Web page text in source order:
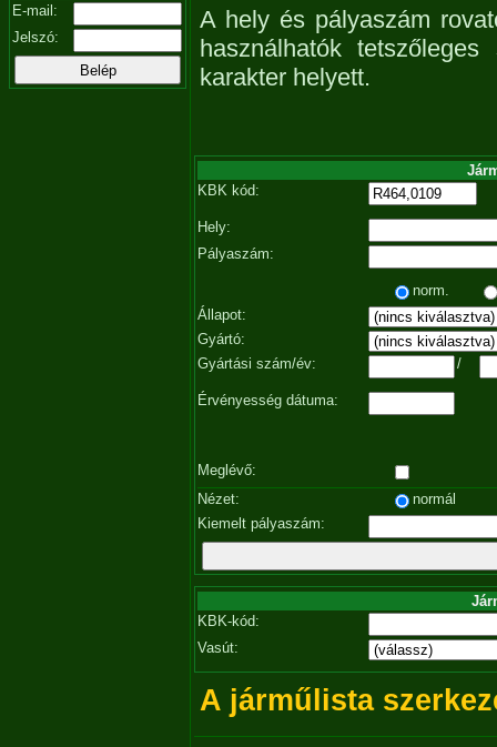
E-mail:
Jelszó:
A hely és pályaszám
használhatók
karakter helyett.
KBK kód:
Hely:
Pályaszám:
norm.
Állapot:
Gyártó:
Gyártási szám/év:
/
Érvényesség dátuma:
Meglévő:
Nézet:
normál
Kiemelt pályaszám:
KBK-kód:
Vasút:
A járműlista